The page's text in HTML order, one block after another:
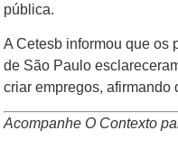
pública.
A Cetesb informou que os
de São Paulo
criar empregos, afirmando
Acompanhe O Contexto